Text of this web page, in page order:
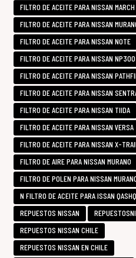
FILTRO DE ACEITE PARA NISSAN MARCH
FILTRO DE ACEITE PARA NISSAN
FILTRO DE ACEITE PARA NISSAN NOTE
FILTRO DE ACEITE PARA NISSAN NP300
FILTRO DE ACEITE PARA NISSAN
FILTRO DE ACEITE PARA NISSAN
FILTRO DE ACEITE PARA NISSAN TIIDA
FILTRO DE ACEITE PARA NISSAN VERSA
FILTRO DE ACEITE PARA NISSAN X-
FILTRO DE AIRE PARA NISSAN MURANO
FILTRO DE POLEN PARA NISSAN
N FILTRO DE ACEITE PARA ISSAN
REPUESTOS NISSAN
REPUESTOS NISSAN CHILE
REPUESTOS NISSAN EN CHILE